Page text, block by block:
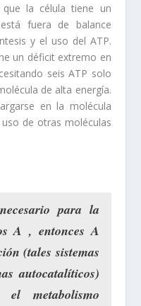
que la célula tiene un
fuera de balance
y el uso del ATP.
un déficit extremo en
seis ATP solo
de alta energía.
en la molécula
de otras moléculas
para la
A , entonces A
(tales sistemas
autocatalíticos)
metabolismo